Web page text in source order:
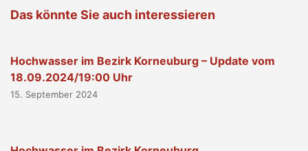
Das könnte Sie auch interessieren
Hochwasser im Bezirk Korneuburg – Update vom
18.09.2024/19:00 Uhr
15. September 2024